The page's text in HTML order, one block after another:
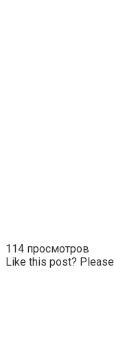
114 просмотров
Like this post?